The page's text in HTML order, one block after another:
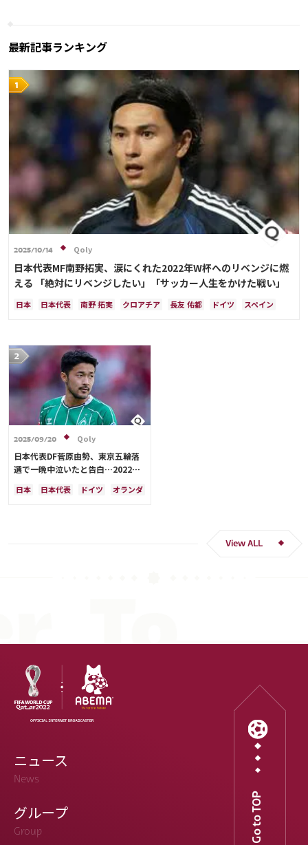
最新記事ランキング
2025/10/14 Qoly
日本代表MF南野拓実、涙にくれた2022年W杯へのリベンジに燃
える 「絶対にリベンジしたい」「サッカー人生をかけた戦い」
日本 日本代表 南野 拓実 クロアチア 長友 佑都 ドイツ
スペイン
2025/09/20 Qoly
日本代表DF菅原由勢、東京五輪落
選で一晩中泣いたと告白…2022年
く「受け入れるのは難しかった」
日本 日本代表 ドイツ オランダ
View ALL
ニュース
News
グループ
Group Go to TOP